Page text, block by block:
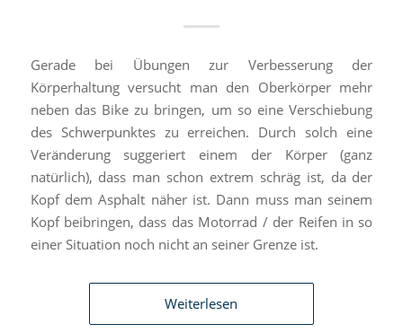
Gerade bei Übungen zur Verbesserung der
Körperhaltung versucht man den Oberkörper mehr
neben das Bike zu bringen, um so eine Verschiebung
des Schwerpunktes zu erreichen. Durch solch eine
Veränderung suggeriert einem der Körper (ganz
natürlich), dass man schon extrem schräg ist, da der
Kopf dem Asphalt näher ist. Dann muss man seinem
Kopf beibringen, dass das Motorrad / der Reifen in so
einer Situation noch nicht an seiner Grenze ist.
Weiterlesen